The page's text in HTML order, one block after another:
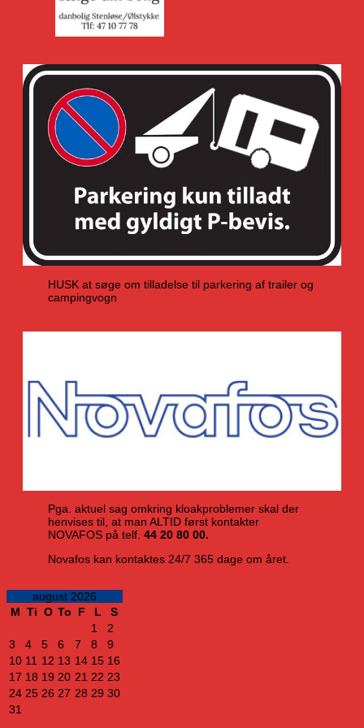
HUSK at søge om tilladelse til parkering af trailer og
campingvogn
Pga. aktuel sag omkring kloakproblemer skal der
henvises til, at man ALTID først kontakter
NOVAFOS på telf. 44 20 80 00.
Novafos kan kontaktes 24/7 365 dage om året.
august 2026
M Ti O To F L
S
1
2
3
4 5 6 7 8
9
10 11 12 13 14 15 16
17 18 19 20 21 22 23
24 25 26 27 28 29 30
31